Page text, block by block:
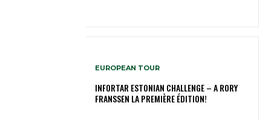
EUROPEAN TOUR
INFORTAR ESTONIAN CHALLENGE – A RORY
FRANSSEN LA PREMIÈRE ÉDITION!